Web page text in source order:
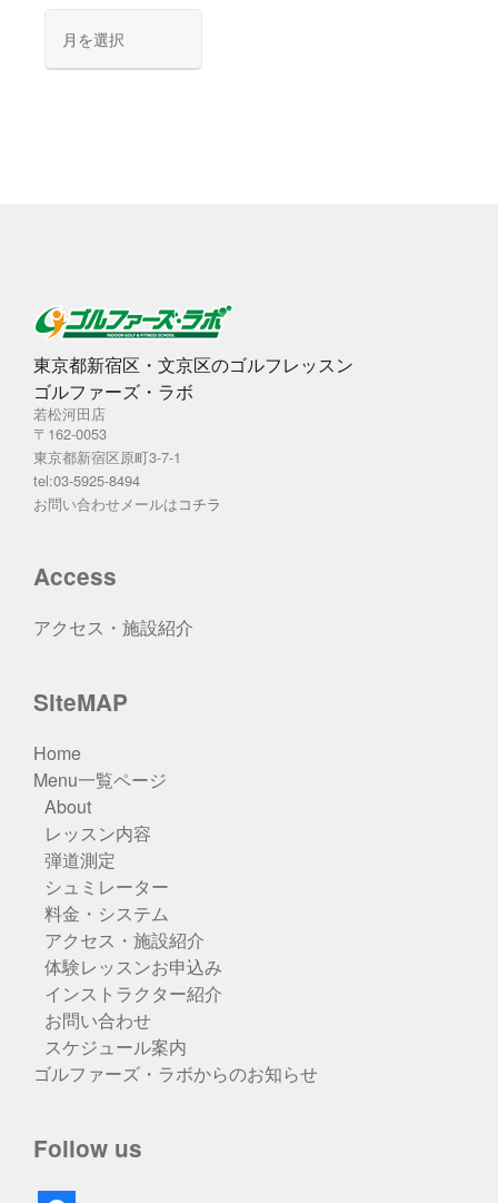
カ
東京都新宿区・文京区のゴルフレッスン
ゴルファーズ・ラボ
若松河田店
〒162-0053
東京都新宿区原町3-7-1
tel:03-5925-8494
お問い合わせメールはコチラ
Access
アクセス・施設紹介
SiteMAP
Home
Menu一覧ページ
About
レッスン内容
弾道測定
シュミレーター
料金・システム
アクセス・施設紹介
体験レッスンお申込み
インストラクター紹介
お問い合わせ
スケジュール案内
ゴルファーズ・ラボからのお知らせ
Follow us